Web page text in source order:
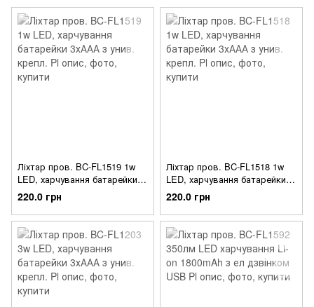
Ліхтар пров. BC-FL1519 1w
LED, харчування батарейки
3хААА з унив. крепл. Pl
220.0 грн
Ліхтар пров. BC-FL1518 1w
LED, харчування батарейки
3хААА з унив. крепл. Pl
220.0 грн